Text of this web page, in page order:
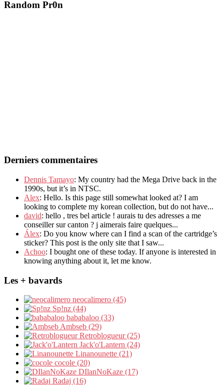
Random Pr0n
Derniers commentaires
Dennis Tamayo: My country had the Mega Drive back in the
1990s, but it’s in NTSC.
Alex: Hello. Is this page still somewhat looked at? I am
looking to complete my korean collection, but do not have...
david: hello , tres bel article ! aurais tu des adresses a me
conseiller sur canton ? j aimerais faire quelques...
Álex: Do you know where can I find a scan of the cartridge’s
sticker? This post is the only site that I saw...
Achoo: I bought one of these today. If anyone is interested in
knowing anything about it, let me know.
Les + bavards
neocalimero (45)
Sp!nz (44)
bababaloo (33)
Ambseb (29)
Retroblogueur (25)
Jack'o'Lantern (24)
Linanounette (21)
cocole (20)
DIlanNoKaze (17)
Radaj (16)